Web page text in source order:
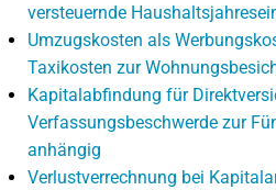
versteuernde
Umzugskosten als
Taxikosten zur
Kapitalabfindung für
Verfassungsbeschwerde zur
anhängig
Verlustverrechnung bei